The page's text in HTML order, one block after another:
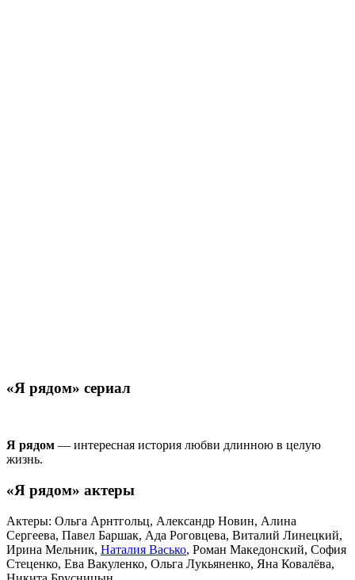
«Я рядом» сериал
Я рядом — интересная история любви длинною в целую
жизнь.
«Я рядом» актеры
Актеры: Ольга Арнтгольц, Александр Новин, Алина
Сергеева, Павел Баршак, Ада Роговцева, Виталий Линецкий,
Ирина Мельник, Наталия Васько, Роман Македонский, София
Стеценко, Ева Вакуленко, Ольга Лукьяненко, Яна Ковалёва,